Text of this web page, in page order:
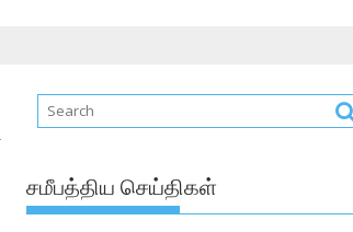
சமீபத்திய செய்திகள்